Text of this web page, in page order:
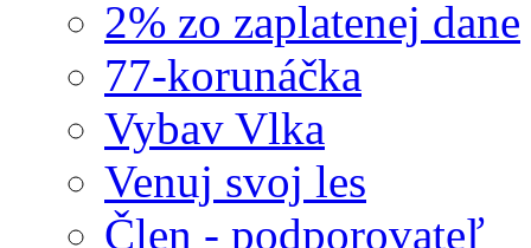
2% zo zaplatenej dane
77-korunáčka
Vybav Vlka
Venuj svoj les
Člen - podporovateľ